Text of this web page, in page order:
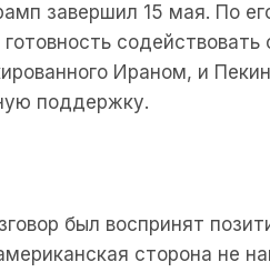
завершил 15 мая. По
Ираном, и
поддержку.
был воспринят
сторона не